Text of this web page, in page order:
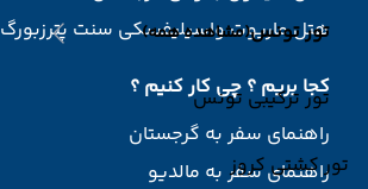
تور تونس(مشاهده همه)
تور ترکیبی تونس
تور کشتی کروز
هتل ماریوت واسیلیفسکی سنت پترزبورگ
کجا بریم ؟ چی کار کنیم ؟
راهنمای سفر به گرجستان
راهنمای سفر به مالدیو